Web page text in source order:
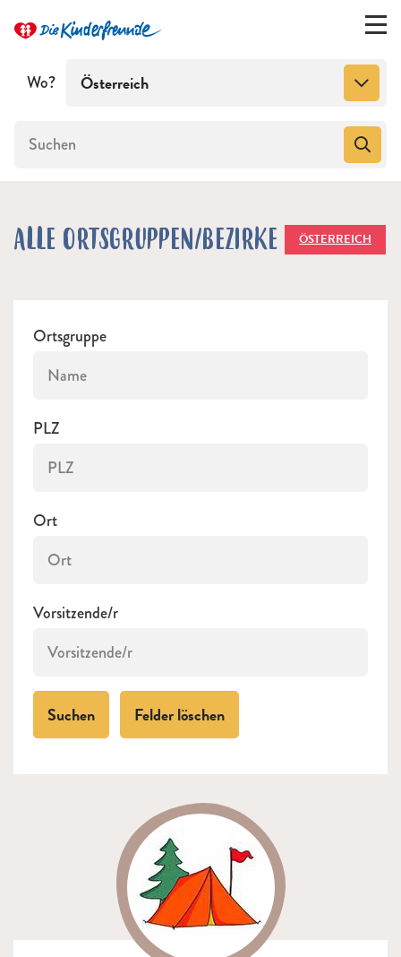
Wo? Österreich
ALLE ORTSGRUPPEN/BEZIRKE ÖSTERREICH
Ortsgruppe
PLZ
Ort
Vorsitzende/r
Keine Treffer
Suchen Felder löschen